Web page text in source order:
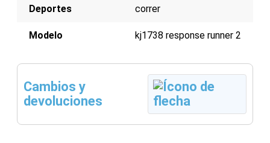
Deportes correr
Modelo kj1738 response runner 2
Cambios y
devoluciones